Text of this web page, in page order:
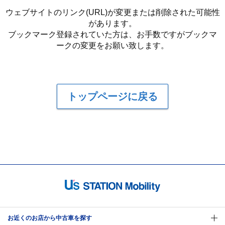
ウェブサイトのリンク(URL)が変更または削除された可能性
があります。
ブックマーク登録されていた方は、お手数ですがブックマ
ークの変更をお願い致します。
トップページに戻る
お近くのお店から中古車を探す